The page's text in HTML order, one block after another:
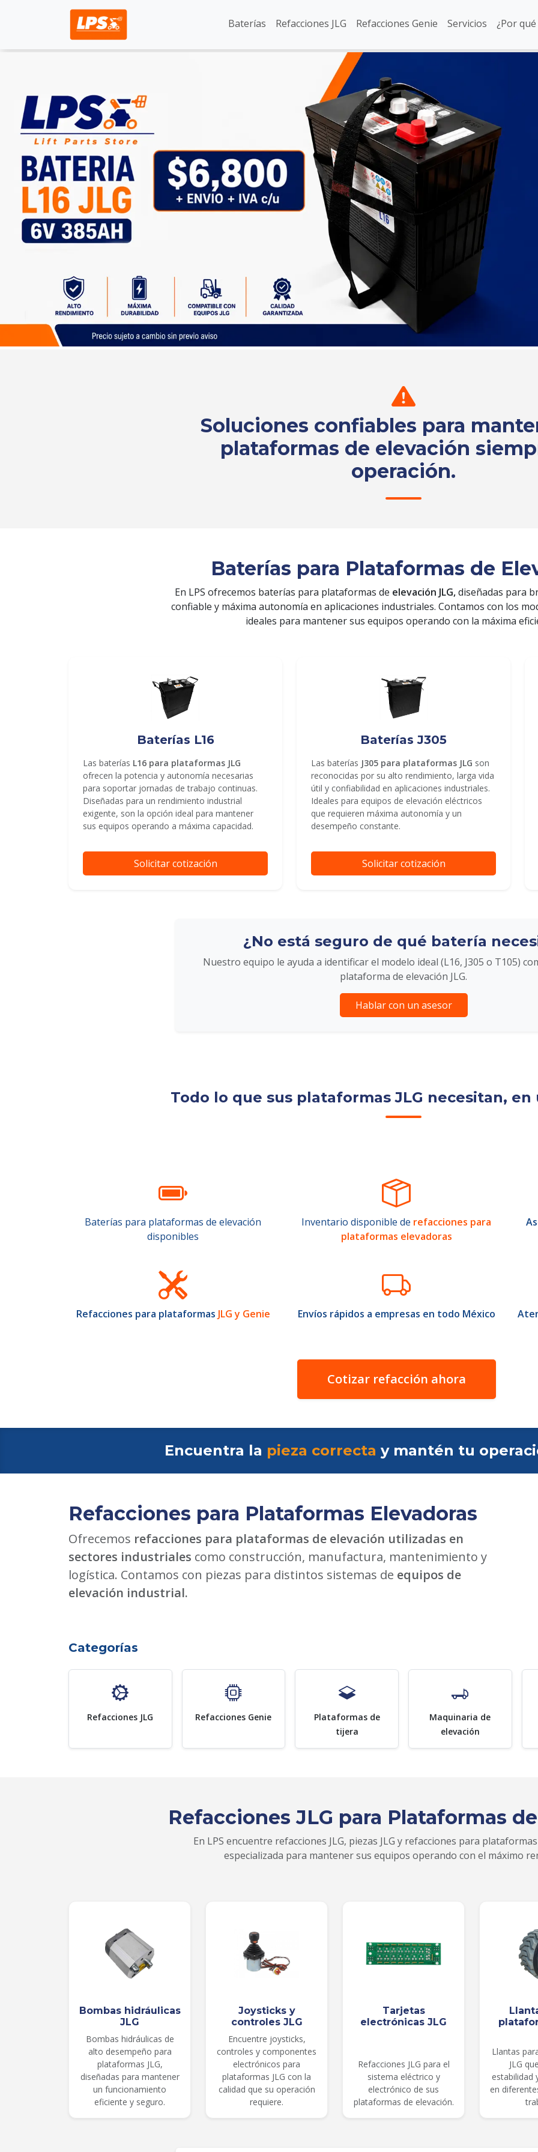
Baterías Refacciones JLG Refacciones Genie Servicios ¿Por
Soluciones confiables para
plataformas de elevación
operación.
Baterías para Plataformas de
En LPS ofrecemos baterías para plataformas de elevación JLG,diseñadas para
confiable y máxima autonomía en aplicaciones industriales. Contamos con los
ideales para mantener sus equipos operando con la máxima
Baterías L16
Las baterías L16 para plataformas JLG
ofrecen la potencia y autonomía necesarias
para soportar jornadas de trabajo continuas.
Diseñadas para un rendimiento industrial
exigente, son la opción ideal para mantener
sus equipos operando a máxima capacidad.
Solicitar cotización
Baterías J305
Las baterías J305 para plataformas JLG son
reconocidas por su alto rendimiento, larga vida
útil y confiabilidad en aplicaciones industriales.
Ideales para equipos de elevación eléctricos
que requieren máxima autonomía y un
desempeño constante.
Solicitar cotización
¿No está seguro de qué batería
Nuestro equipo le ayuda a identificar el modelo ideal (L16, J305 o T105)
plataforma de elevación JLG.
Hablar con un asesor
Todo lo que sus plataformas JLG necesitan,
Baterías para plataformas de elevación
disponibles
Inventario disponible de refacciones para
plataformas elevadoras
Refacciones para plataformas JLG y Genie Envíos rápidos a empresas en todo México
Cotizar refacción ahora
Encuentra la pieza correcta y mantén tu
Refacciones para Plataformas Elevadoras
Ofrecemos refacciones para plataformas de elevación utilizadas en
sectores industriales como construcción, manufactura, mantenimiento y
logística. Contamos con piezas para distintos sistemas de equipos de
elevación industrial.
Categorías
Refacciones JLG Refacciones Genie
Plataformas de
tijera
Maquinaria de
elevación
Refacciones JLG para Plataformas
En LPS encuentre refacciones JLG, piezas JLG y refacciones para
especializada para mantener sus equipos operando con el máximo
Bombas hidráulicas
JLG
Bombas hidráulicas de
alto desempeño para
plataformas JLG,
diseñadas para mantener
un funcionamiento
eficiente y seguro.
Joysticks y
controles JLG
Encuentre joysticks,
controles y componentes
electrónicos para
plataformas JLG con la
calidad que su operación
requiere.
Tarjetas
electrónicas JLG
Refacciones JLG para el
sistema eléctrico y
electrónico de sus
plataformas de elevación.
Llantas
JLG
estabilidad
en